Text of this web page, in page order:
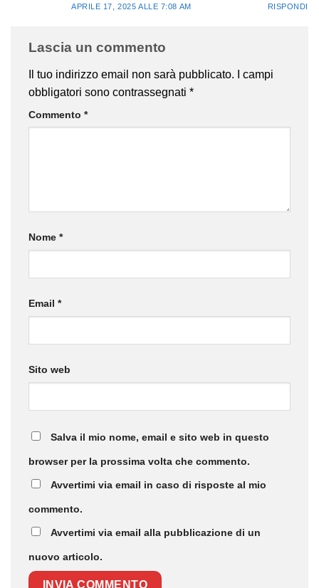
APRILE 17, 2025 ALLE 7:08 AM RISPONDI
Lascia un commento
Il tuo indirizzo email non sarà pubblicato.
I campi
obbligatori sono contrassegnati *
Commento *
Nome *
Email *
Sito web
Salva il mio nome, email e sito web in questo
browser per la prossima volta che commento.
Avvertimi via email in caso di risposte al mio
commento.
Avvertimi via email alla pubblicazione di un
nuovo articolo.